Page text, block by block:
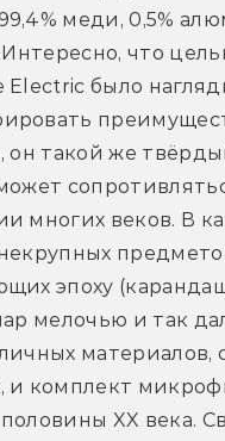
меди, 0,5%
Интересно, что
Electric было
он такой же
многих веков. В
эпоху
мелочью и так
материалов,
и комплект
XX века.